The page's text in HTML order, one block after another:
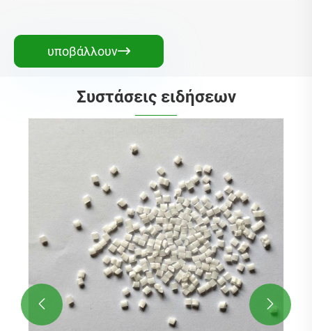
υποβάλλουν
Συστάσεις ειδήσεων
 